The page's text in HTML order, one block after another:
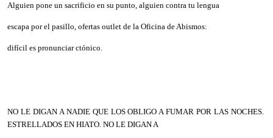
Alguien pone un sacrificio en su punto, alguien contra tu lengua
escapa por el pasillo, ofertas outlet de la Oficina de Abismos:
difícil es pronunciar ctónico.
NO LE DIGAN A NADIE QUE LOS OBLIGO A FUMAR POR LAS NOCHES.
ESTRELLADOS EN HIATO. NO LE DIGAN A